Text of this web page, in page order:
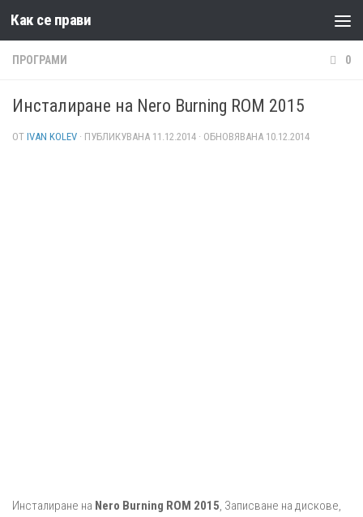
Към съдържанието
Как се прави
ПРОГРАМИ 0
Инсталиране на Nero Burning ROM 2015
ОТ IVAN KOLEV · ПУБЛИКУВАНА 11.12.2014 · ОБНОВЯВАНА 10.12.2014
Инсталиране на Nero Burning ROM 2015, Записване на дискове,